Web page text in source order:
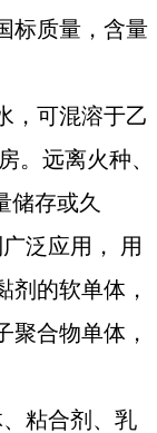
标质量，含量
，可混溶于乙
。远离火种、
储存或久
泛应用， 用
剂的软单体，
聚合物单体，
粘合剂、乳